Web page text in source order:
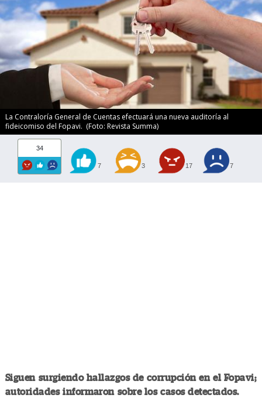
La Contraloría General de Cuentas efectuará una nueva auditoría al
fideicomiso del Fopavi. (Foto: Revista Summa)
34
7 3 17 7
Siguen surgiendo hallazgos de corrupción en el Fopavi;
autoridades informaron sobre los casos detectados.